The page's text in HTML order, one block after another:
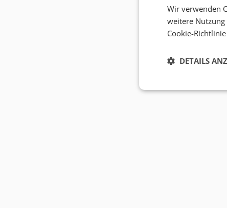
Wir verwenden
weitere
Cookie-
DETAILS